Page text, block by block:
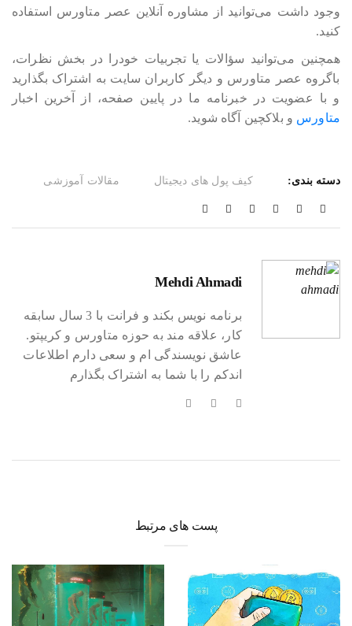
وجود داشت می‎‎‎‎‎‎توانید از مشاوره آنلاین عصر متاورس استفاده
کنید.
همچنین می‎‎‎‎‎‎توانید سؤالات یا تجربیات خودرا در بخش نظرات،
باگروه عصر متاورس و دیگر کاربران سایت به اشتراک بگذارید
و با عضویت در خبرنامه ما در پایین صفحه، از آخرین اخبار
متاورس و بلاکچین آگاه شوید.
دسته بندی: کیف پول های دیجیتال مقالات آموزشی
Mehdi Ahmadi
برنامه نویس بکند و فرانت با 3 سال سابقه
کار، علاقه مند به حوزه متاورس و کریپتو.
عاشق نویسندگی ام و سعی دارم اطلاعات
اندکم را با شما به اشتراک بگذارم
پست های مرتبط